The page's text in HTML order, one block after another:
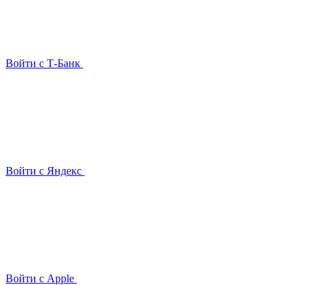
Войти с Т-Банк
Войти с Яндекс
Войти с Apple